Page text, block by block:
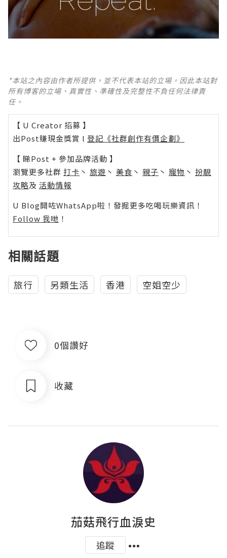
*本站之內容由作者所提供，並不代表本站的立場。因此本站對
所有博客的立場、真實性、準確性及完整性不負任何法律責
任。
【 U Creator 招募 】
出Post賺現金獎賞 l 登記《社群創作有價企劃》
【 睇Post + 參加品牌活動 】
瀏覽更多社群 打卡 丶 旅遊 丶 美食 丶 親子 丶 寵物 丶 扮靚
攻略及 活動情報
U Blog開咗WhatsApp啦！發掘更多吃喝玩樂資訊！
Follow 我哋 ！
相關話題
旅行 另類生活 香港 空姐空少
0個讚好
收藏
茄菇飛行血淚史
追蹤